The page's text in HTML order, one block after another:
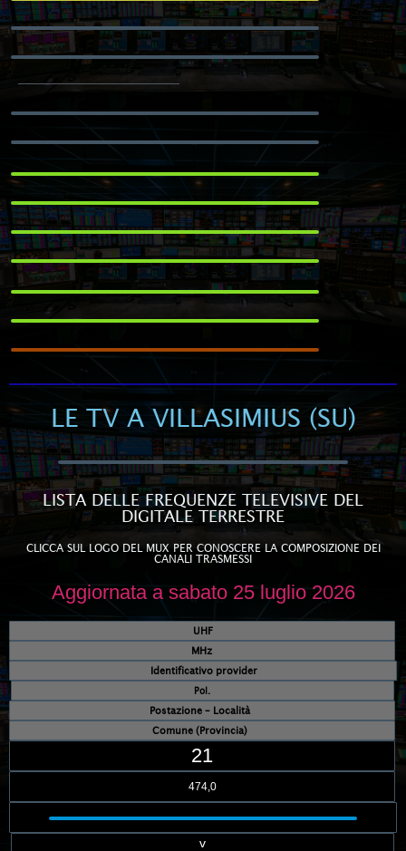
LE TV A VILLASIMIUS (SU)
LISTA DELLE FREQUENZE TELEVISIVE DEL
DIGITALE TERRESTRE
CLICCA SUL LOGO DEL MUX PER CONOSCERE LA COMPOSIZIONE DEI
CANALI TRASMESSI
Aggiornata a sabato 25 luglio 2026
UHF
MHz
Identificativo provider
Pol.
Postazione – Località
Comune (Provincia)
21
474,0
v